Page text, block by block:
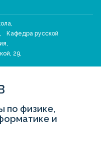
,
,
Кафедра русской
,
29,
по физике,
и